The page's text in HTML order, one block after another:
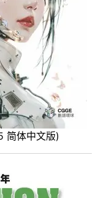
体中文版)